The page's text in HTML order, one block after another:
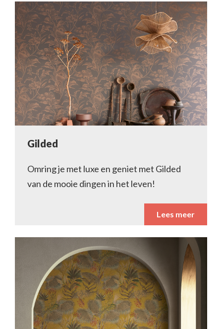
Gilded
Omring je met luxe en geniet met Gilded
van de mooie dingen in het leven!
Lees meer